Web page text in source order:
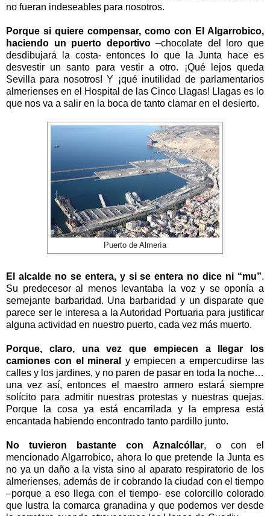
no fueran indeseables para nosotros.
Porque si quiere compensar, como con El Algarrobico,
haciendo un puerto deportivo–chocolate del loro que
desdibujará la costa- entonces lo que la Junta hace es
desvestir un santo para vestir a otro. ¡Qué lejos queda
Sevilla para nosotros! Y ¡qué inutilidad de parlamentarios
almerienses en el Hospital de las Cinco Llagas! Llagas es lo
que nos va a salir en la boca de tanto clamar en el desierto.
Puerto de Almería
El alcalde no se entera, y si se entera no dice ni “mu”.
Su predecesor al menos levantaba la voz y se oponía a
semejante barbaridad. Una barbaridad y un disparate que
parece ser le interesa a la Autoridad Portuaria para justificar
alguna actividad en nuestro puerto, cada vez más muerto.
Porque, claro, una vez que empiecen a llegar los
camiones con el mineral
y empiecen a empercudirse las
calles y los jardines, y no paren de pasar en toda la noche…
una vez así, entonces el maestro armero estará siempre
solícito para admitir nuestras protestas y nuestras quejas.
Porque la cosa ya está encarrilada y la empresa está
encantada habiendo encontrado tanto pardillo junto.
No tuvieron bastante con Aznalcóllar, o con el
mencionado Algarrobico, ahora lo que pretende la Junta es
no ya un daño a la vista sino al aparato respiratorio de los
almerienses, además de ir cobrando la ciudad con el tiempo
–porque a eso llega con el tiempo- ese colorcillo colorado
que lustra la comarca granadina y que podemos ver desde